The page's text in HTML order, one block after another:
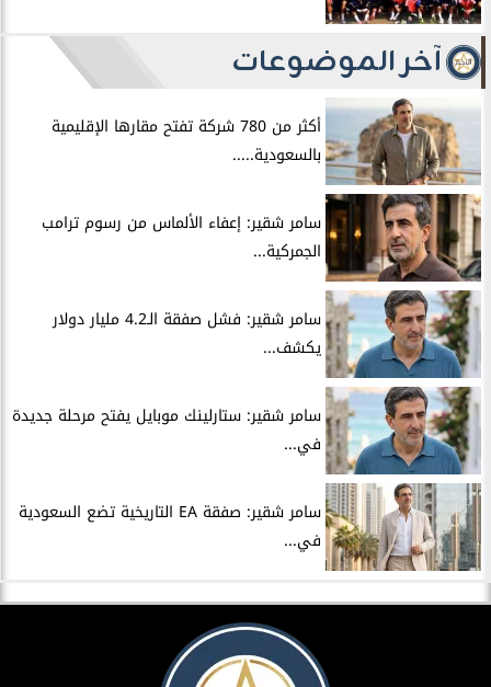
آخر الموضوعات
أكثر من 780 شركة تفتح مقارها الإقليمية
بالسعودية.....
سامر شقير: إعفاء الألماس من رسوم ترامب
الجمركية...
سامر شقير: فشل صفقة الـ4.2 مليار دولار
يكشف...
سامر شقير: ستارلينك موبايل يفتح مرحلة جديدة
في...
سامر شقير: صفقة EA التاريخية تضع السعودية
في...